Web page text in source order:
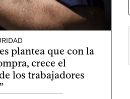
plantea que con la
crece el
los trabajadores